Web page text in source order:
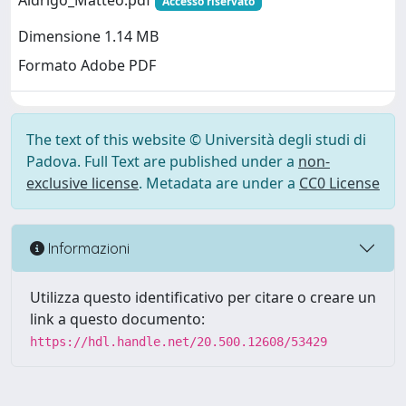
Dimensione 1.14 MB
Formato Adobe PDF
The text of this website © Università degli studi di
Padova. Full Text are published under a non-
exclusive license. Metadata are under a CC0 License
Informazioni
Utilizza questo identificativo per citare o creare un
link a questo documento:
https://hdl.handle.net/20.500.12608/53429